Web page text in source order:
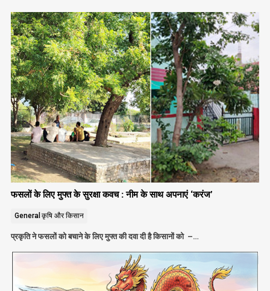
फसलों के लिए मुफ्त के सुरक्षा कवच : नीम के साथ अपनाएं ‘करंज’
General कृषि और किसान
प्रकृति ने फसलों को बचाने के लिए मुफ्त की दवा दी है किसानों को –…